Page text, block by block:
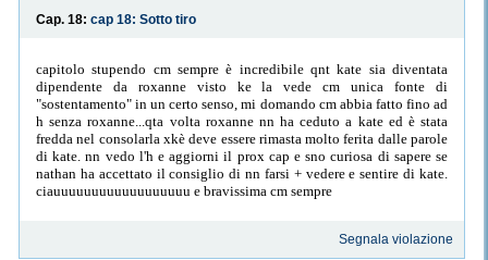
Cap. 18: cap 18: Sotto tiro
capitolo stupendo cm sempre è incredibile qnt kate sia diventata
dipendente da roxanne visto ke la vede cm unica fonte di
"sostentamento" in un certo senso, mi domando cm abbia fatto fino ad
h senza roxanne...qta volta roxanne nn ha ceduto a kate ed è stata
fredda nel consolarla xkè deve essere rimasta molto ferita dalle parole
di kate. nn vedo l'h e aggiorni il prox cap e sno curiosa di sapere se
nathan ha accettato il consiglio di nn farsi + vedere e sentire di kate.
ciauuuuuuuuuuuuuuuuuu e bravissima cm sempre
Segnala violazione